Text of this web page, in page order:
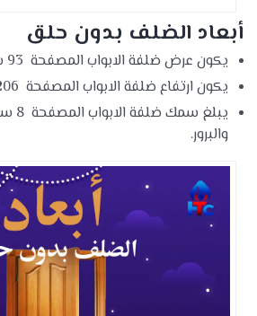
أبعاد الضلف بدون حلق
يكون عرض ضلفة الابواب المصفحة 93 سم.
يكون ارتفاع ضلفة الابواب المصفحة 206سم.
والبرور.